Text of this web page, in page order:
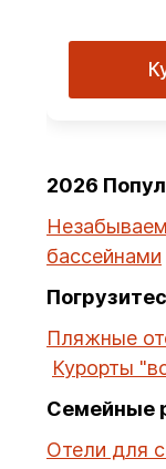
2026
бассейнами
Пляжные
Курорты
Семейные
Отели для